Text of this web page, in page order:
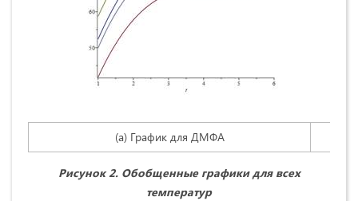
(а) График для ДМФА
Рисунок 2. Обобщенные графики для всех
температур